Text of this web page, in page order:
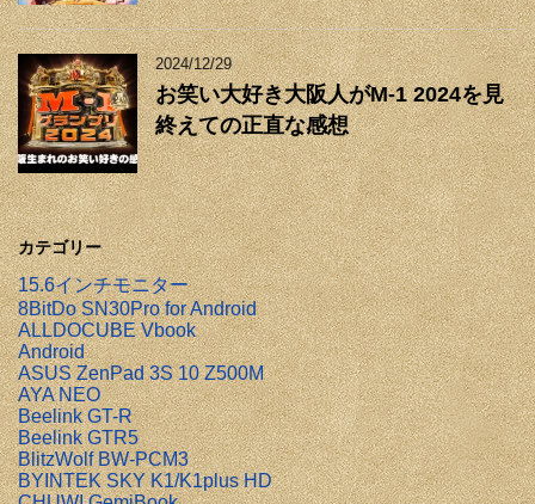
2024/12/29
お笑い大好き大阪人がM-1 2024を見
終えての正直な感想
カテゴリー
15.6インチモニター
8BitDo SN30Pro for Android
ALLDOCUBE Vbook
Android
ASUS ZenPad 3S 10 Z500M
AYA NEO
Beelink GT-R
Beelink GTR5
BlitzWolf BW-PCM3
BYINTEK SKY K1/K1plus HD